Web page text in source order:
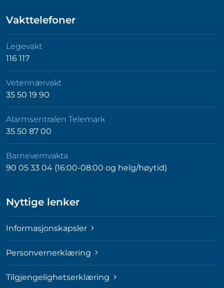
Vakttelefoner
Legevakt
116 117
Veterinærvakt
35 50 19 90
Alarmsentralen Telemark
35 50 87 00
Barnevernvakta
90 05 33 04 (16:00-08:00 og helg/høytid)
Nyttige lenker
Informasjonskapsler
Personvernerklæring
Tilgjengelighetserklæring